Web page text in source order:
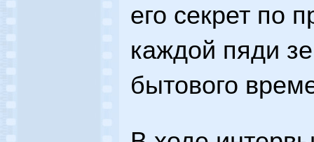
его секрет по
каждой пяди
бытового